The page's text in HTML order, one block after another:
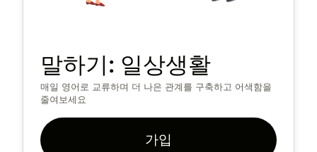
말하기: 일상생활
매일 영어로 교류하며 더 나은 관계를 구축하고 어색함을
줄여보세요
가입